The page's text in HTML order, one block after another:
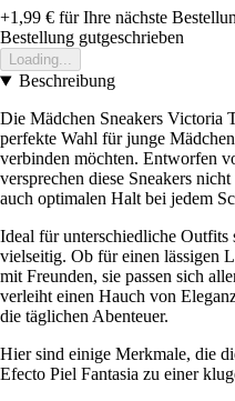
+1,99 € für Ihre nächste
Bestellung gutgeschrieben
Loading...
Beschreibung
Die Mädchen Sneakers Victoria
perfekte Wahl für junge
verbinden möchten. Entworfen
versprechen diese Sneakers
auch optimalen Halt bei jedem
Ideal für unterschiedliche Outfits
vielseitig. Ob für einen lässigen
mit Freunden, sie passen sich
verleiht einen Hauch von
die täglichen Abenteuer.
Hier sind einige Merkmale, die
Efecto Piel Fantasia zu einer